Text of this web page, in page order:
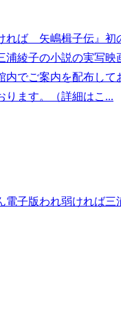
れば 矢嶋楫子伝』
綾子の小説の実写
でご案内を配布し
ります。（詳細はこ...
電子版われ弱ければ三